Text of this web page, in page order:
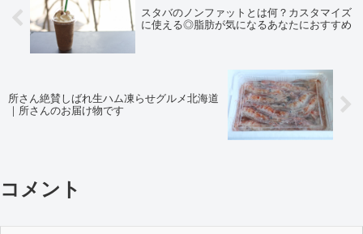
スタバのノンファットとは何？カスタマイズ
に使える◎脂肪が気になるあなたにおすすめ
所さん絶賛しばれ生ハム凍らせグルメ北海道
｜所さんのお届け物です
コメント